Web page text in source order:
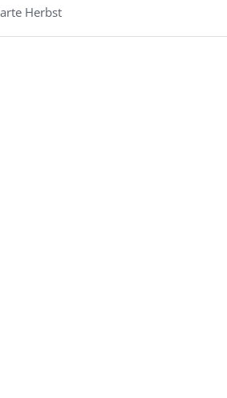
Herbst